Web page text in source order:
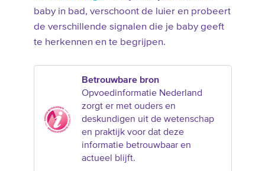
baby in bad, verschoont de luier en probeert
de verschillende signalen die je baby geeft
te herkennen en te begrijpen.
Betrouwbare bron
Opvoedinformatie Nederland
zorgt er met ouders en
deskundigen uit de wetenschap
en praktijk voor dat deze
informatie betrouwbaar en
actueel blijft.